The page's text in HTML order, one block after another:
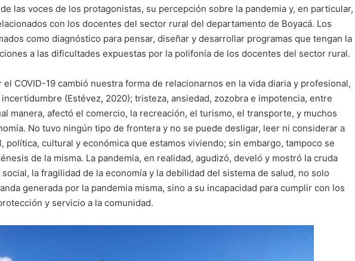
las voces de los protagonistas, su percepción sobre la pandemia y, en particular,
con los docentes del sector rural del departamento de Boyacá. Los
como diagnóstico para pensar, diseñar y desarrollar programas que tengan la
a las dificultades expuestas por la polifonía de los docentes del sector rural.
el COVID-19 cambió nuestra forma de relacionarnos en la vida diaria y profesional,
(Estévez, 2020); tristeza, ansiedad, zozobra e impotencia, entre
manera, afectó el comercio, la recreación, el turismo, el transporte, y muchos
No tuvo ningún tipo de frontera y no se puede desligar, leer ni considerar a
política, cultural y económica que estamos viviendo; sin embargo, tampoco se
de la misma. La pandemia, en realidad, agudizó, develó y mostró la cruda
la fragilidad de la economía y la debilidad del sistema de salud, no solo
generada por la pandemia misma, sino a su incapacidad para cumplir con los
y servicio a la comunidad.